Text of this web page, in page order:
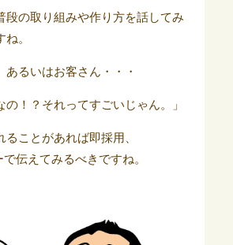
段の取り組みや作り方を話してみ
。
あるいはお客さん・・・
の！？それってすごいじゃん。」
ることがあれば即採用、
で伝えてみるべきですね。